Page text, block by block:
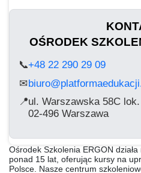
OŚRODEK
📞+48 22 290 29 09
✉
📍ul. Warszawska 58C
02-496 Warszawa
Ośrodek Szkolenia ERGON
ponad 15 lat, oferując kursy na
Polsce. Nasze centrum